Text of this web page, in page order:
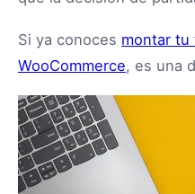
Si ya conoces montar tu
WooCommerce, es una